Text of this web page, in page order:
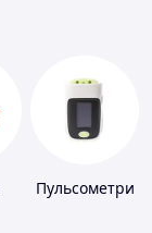
Пульсометри